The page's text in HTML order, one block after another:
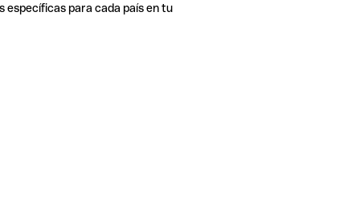
específicas para cada país en tu